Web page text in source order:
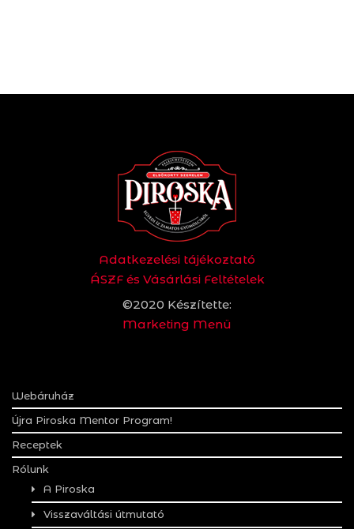
Adatkezelési tájékoztató
ÁSZF és Vásárlási Feltételek
©2020 Készítette:
Marketing Menü
Webáruház
Újra Piroska Mentor Program!
Receptek
Rólunk
A Piroska
Visszaváltási útmutató